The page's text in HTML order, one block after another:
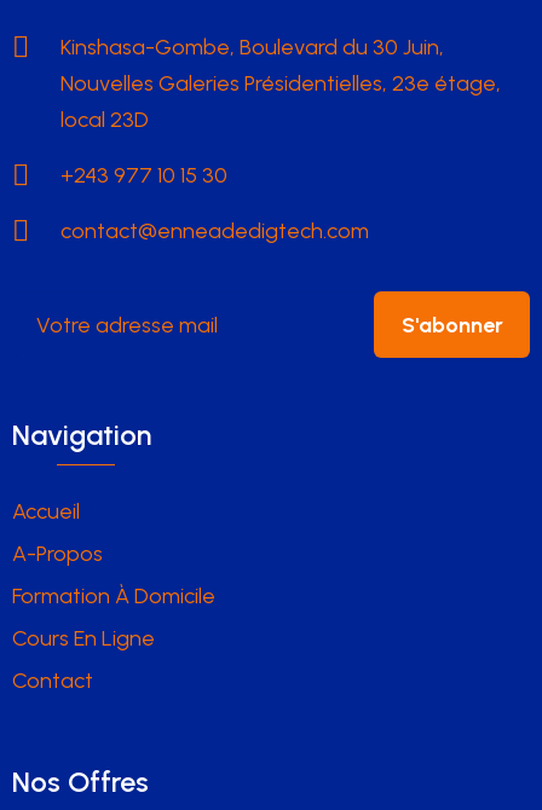
Kinshasa-Gombe, Boulevard du 30 Juin,
Nouvelles Galeries Présidentielles, 23e étage,
local 23D
+243 977 10 15 30
contact@enneadedigtech.com
S'abonner
Navigation
Accueil
A-Propos
Formation À Domicile
Cours En Ligne
Contact
Nos Offres